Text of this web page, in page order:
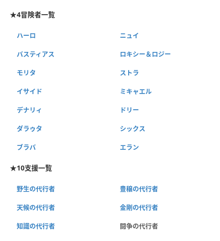
★4冒険者一覧
ハーロ ニュイ
バスティアス ロキシー＆ロジー
モリタ ストラ
イサイド ミキャエル
デナリィ ドリー
ダラゥタ シックス
ブラバ エラン
★10支援一覧
野生の代行者 豊穣の代行者
天候の代行者 金剛の代行者
知識の代行者 闘争の代行者